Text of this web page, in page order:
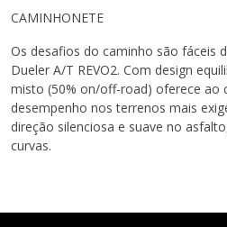
CAMINHONETE
Os desafios do caminho são fáceis
Dueler A/T REVO2. Com design
misto (50% on/off-road) oferece ao
desempenho nos terrenos mais
direção silenciosa e suave no
curvas.